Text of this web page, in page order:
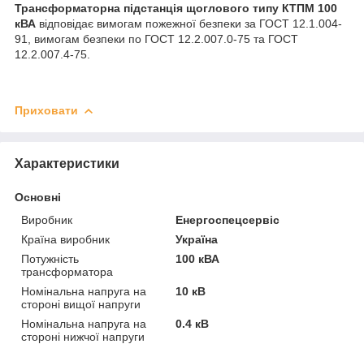
Трансформаторна підстанція щоглового типу КТПМ 100
кВА відповідає вимогам пожежної безпеки за ГОСТ 12.1.004-
91, вимогам безпеки по ГОСТ 12.2.007.0-75 та ГОСТ
12.2.007.4-75.
Приховати
Характеристики
Основні
Виробник
Енергоспецсервіс
Країна виробник
Україна
Потужність
трансформатора
100 кВА
Номінальна напруга на
стороні вищої напруги
10 кВ
Номінальна напруга на
стороні нижчої напруги
0.4 кВ